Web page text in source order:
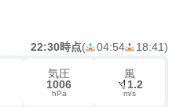
22:30時点( 04:54 18:41)
気圧
1006
hPa
風
1.2
m/s